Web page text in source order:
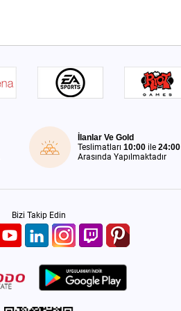
İlanlar Ve Gold
Teslimatları10:00 ile24:00
Arasında Yapılmaktadır
Bizi Takip Edin